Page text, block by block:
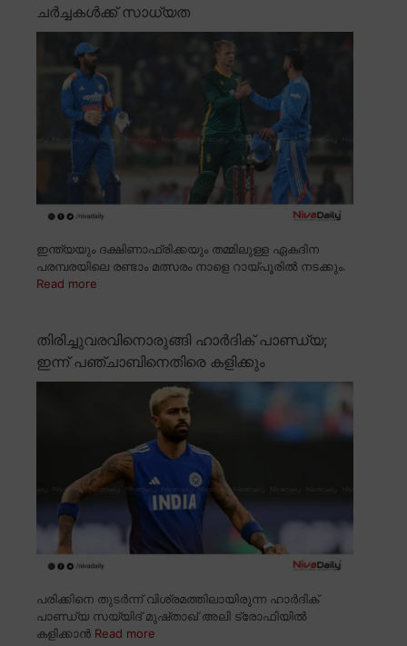
ചർച്ചകൾക്ക് സാധ്യത
ഇന്ത്യയും ദക്ഷിണാഫ്രിക്കയും തമ്മിലുള്ള ഏകദിന
പരമ്പരയിലെ രണ്ടാം മത്സരം നാളെ റായ്പൂരിൽ നടക്കും.
Read more
തിരിച്ചുവരവിനൊരുങ്ങി ഹാർദിക് പാണ്ഡ്യ;
ഇന്ന് പഞ്ചാബിനെതിരെ കളിക്കും
പരിക്കിനെ തുടർന്ന് വിശ്രമത്തിലായിരുന്ന ഹാർദിക്
പാണ്ഡ്യ സയ്യിദ് മുഷ്താഖ് അലി ട്രോഫിയിൽ
കളിക്കാൻ Read more